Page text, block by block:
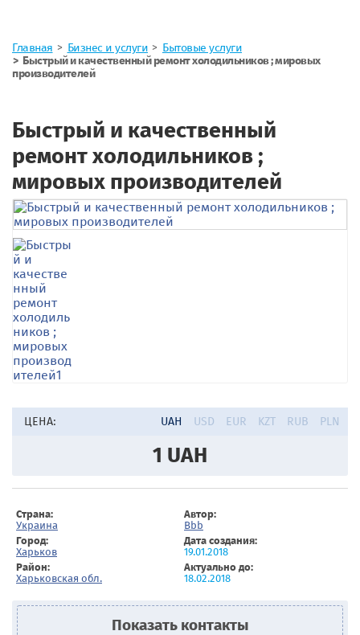
Главная Бизнес и услуги
Бытовые услуги
Быстрый и качественный ремонт холодильников ; мировых
производителей
Быстрый и качественный
ремонт холодильников ;
мировых производителей
ЦЕНА: UAH USD EUR KZT RUB PLN
1 UAH
Страна:
Украина
Автор:
Bbb
Город:
Харьков
Дата создания:
19.01.2018
Район:
Харьковская обл.
Актуально до:
18.02.2018
Показать контакты